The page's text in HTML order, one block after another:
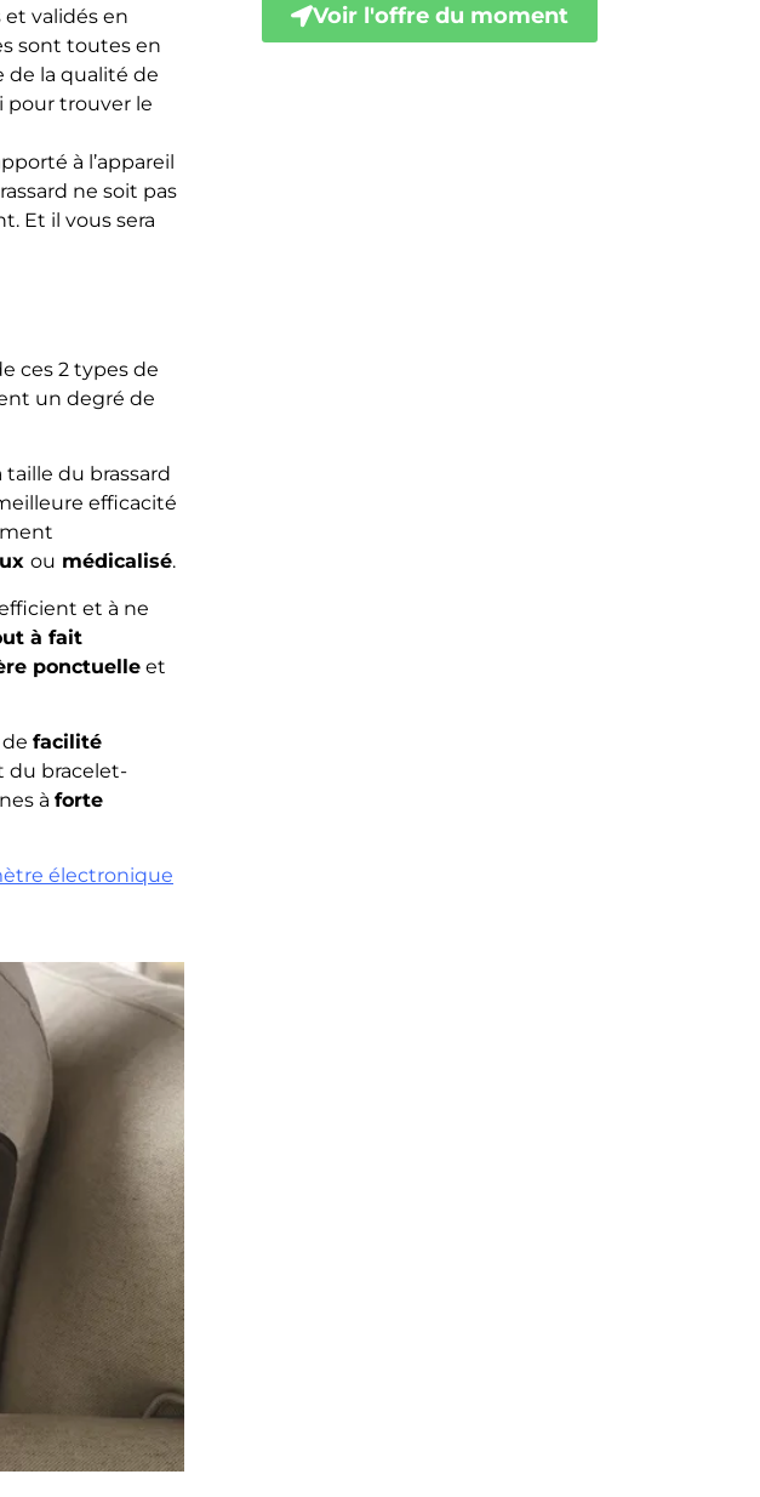
validés en
sont toutes en
de la qualité de
pour trouver le
à l’appareil
ne soit pas
Et il vous sera
ces 2 types de
un degré de
du brassard
efficacité
ou médicalisé.
et à ne
à fait
ponctuelle et
facilité
du bracelet-
à forte
électronique
Voir l'offre du moment